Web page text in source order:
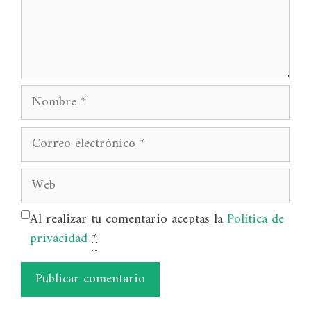
Nombre
Correo
electrónico
Web
Al realizar tu comentario aceptas laPolítica de
privacidad*